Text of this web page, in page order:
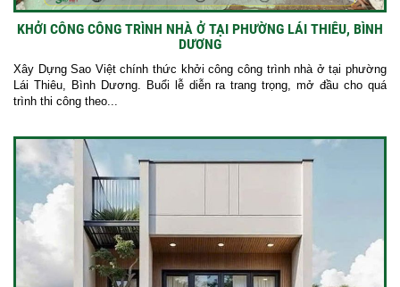
KHỞI CÔNG CÔNG TRÌNH NHÀ Ở TẠI PHƯỜNG LÁI THIÊU, BÌNH
DƯƠNG
Xây Dựng Sao Việt chính thức khởi công công trình nhà ở tại phường
Lái Thiêu, Bình Dương. Buổi lễ diễn ra trang trọng, mở đầu cho quá
trình thi công theo...